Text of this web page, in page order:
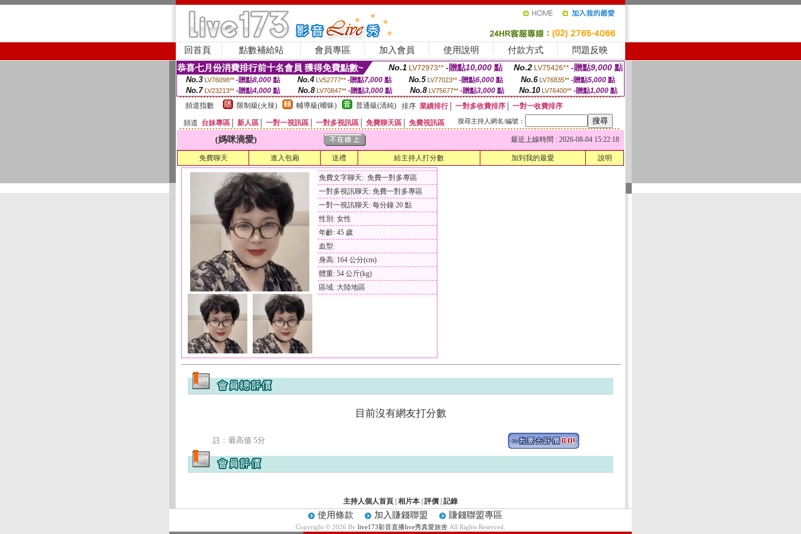
回首頁 點數補給站 會員專區 加入會員 使用說明 付款方式 問題反映
恭喜七月份消費排行前十名會員 獲得免費點數~ No.1 LV72973** -贈點10,000 點 No.2 LV75426** -贈點9,000 點
No.3 LV76098** -贈點8,000點 No.4 LV52777** -贈點7,000點 No.5 LV77023** -贈點6,000點 No.6 LV76835** -贈點5,000點
No.7 LV23213** -贈點4,000 點 No.8 LV70847** -贈點3,000 點 No.8 LV75677** -贈點3,000點 No.10 LV76400** -贈點1,000 點
頻道指數
限制級(火辣) 輔導級(曖昧) 普通級(清純) 排序 業績排行│ 一對多收費排序
一對一收費排序
頻道 台妹專區 新人區 一對一視訊區 一對多視訊區 免費聊天區 免費視訊區 搜尋主持人網名/編號：
(媽咪滴愛) 最近上線時間 : 2026-08-04 15:22:18
免費聊天 進入包廂 送禮 給主持人打分數 加到我的最愛 說明
免費文字聊天: 免費一對多專區
一對多視訊聊天: 免費一對多專區
一對一視訊聊天: 每分鐘 20 點
性別: 女性
年齡: 45 歲
血型:
身高: 164 公分(cm)
體重: 54 公斤(kg)
區域: 大陸地區
目前沒有網友打分數
註﹕最高值 5分
主持人個人首頁 相片本 評價 記錄
使用條款 加入賺錢聯盟 賺錢聯盟專區
Copyright © 2026 By live173影音直播live秀真愛旅舍 All Rights Reserved.